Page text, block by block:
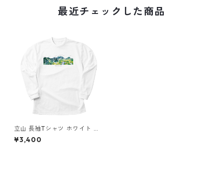
最近チェックした商品
立山 長袖Tシャツ ホワイト ド
ライ 吸水速乾 山 登山 山Tシャ
ツ 山のイラスト
¥3,400